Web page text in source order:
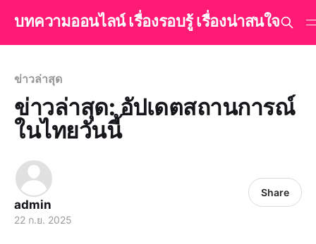
บทความออนไลน์ เรื่องรอบรู้ เรื่องน่าสนใจ
ข่าวล่าสุด
ข่าวล่าสุด: อัปเดตสถานการณ์
ในไทยวันนี้
admin
22 ก.ย. 2025
Share